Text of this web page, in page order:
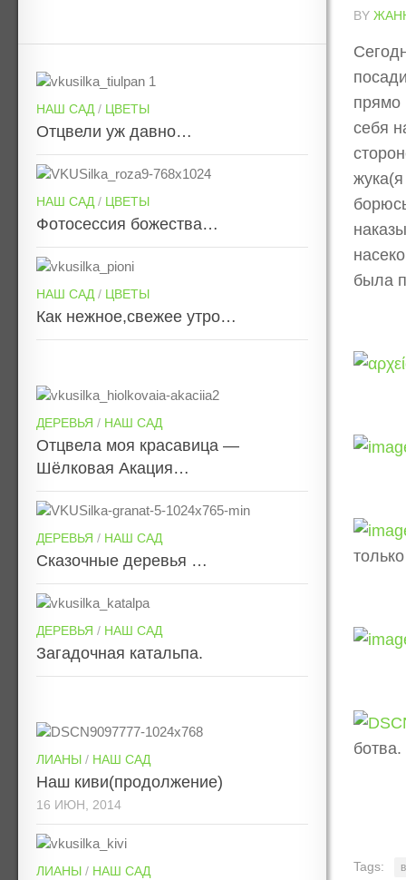
BY
прямо
себя
была
ботва.
Tags:
НАШ САД / ЦВЕТЫ
Отцвели уж давно…
НАШ САД / ЦВЕТЫ
Фотосессия божества…
НАШ САД / ЦВЕТЫ
Как нежное,свежее утро…
ДЕРЕВЬЯ / НАШ САД
Отцвела моя красавица —
Шёлковая Акация…
ДЕРЕВЬЯ / НАШ САД
Сказочные деревья …
ДЕРЕВЬЯ / НАШ САД
Загадочная катальпа.
ЛИАНЫ / НАШ САД
Наш киви(продолжение)
16 ИЮН, 2014
ЛИАНЫ / НАШ САД